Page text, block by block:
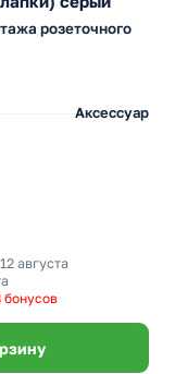
розеточного
Аксессуар
августа
бонусов